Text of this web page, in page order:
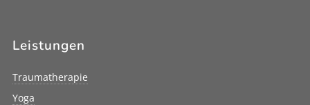
Leistungen
Traumatherapie
Yoga